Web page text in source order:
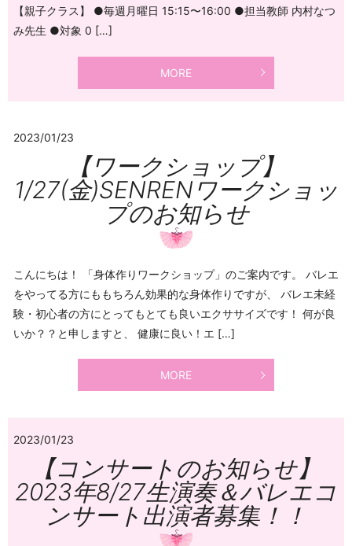
【親子クラス】 ●毎週月曜日 15:15〜16:00 ●担当教師 内村なつ
み先生 ●対象 0 […]
MORE
2023/01/23
【ワークショップ】
1/27(金)SENRENワークショッ
プのお知らせ
こんにちは！ 「身体作りワークショップ」のご案内です。 バレエ
をやってる方にももちろん効果的な身体作りですが、 バレエ未経
験・初心者の方にとってもとても良いエクササイズです！ 何が良
いか？？と申しますと、 健康に良い！エ […]
MORE
2023/01/23
【コンサートのお知らせ】
2023年8/27生演奏＆バレエコ
ンサート出演者募集！！